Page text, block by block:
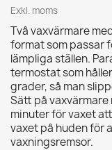
Exkl. moms
Två vaxvärmare
format som passar
lämpliga ställen.
termostat som
grader, så man
Sätt på vaxvärmare
minuter för vaxet
vaxet på huden för
vaxningsremsor.